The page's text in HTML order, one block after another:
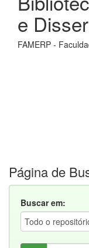
e
FAMERP -
Página de
Buscar em: